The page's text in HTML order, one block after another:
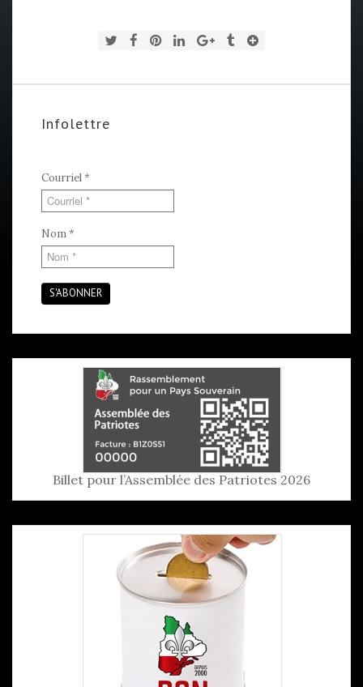
Infolettre
Courriel*
Nom*
S'ABONNER
Billet pour l’Assemblée des Patriotes 2026